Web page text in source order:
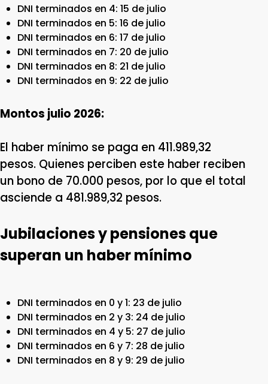
DNI terminados en 4: 15 de julio
DNI terminados en 5: 16 de julio
DNI terminados en 6: 17 de julio
DNI terminados en 7: 20 de julio
DNI terminados en 8: 21 de julio
DNI terminados en 9: 22 de julio
Montos julio 2026:
El haber mínimo se paga en 411.989,32
pesos. Quienes perciben este haber reciben
un bono de 70.000 pesos, por lo que el total
asciende a 481.989,32 pesos.
Jubilaciones y pensiones que
superan un haber mínimo
DNI terminados en 0 y 1: 23 de julio
DNI terminados en 2 y 3: 24 de julio
DNI terminados en 4 y 5: 27 de julio
DNI terminados en 6 y 7: 28 de julio
DNI terminados en 8 y 9: 29 de julio